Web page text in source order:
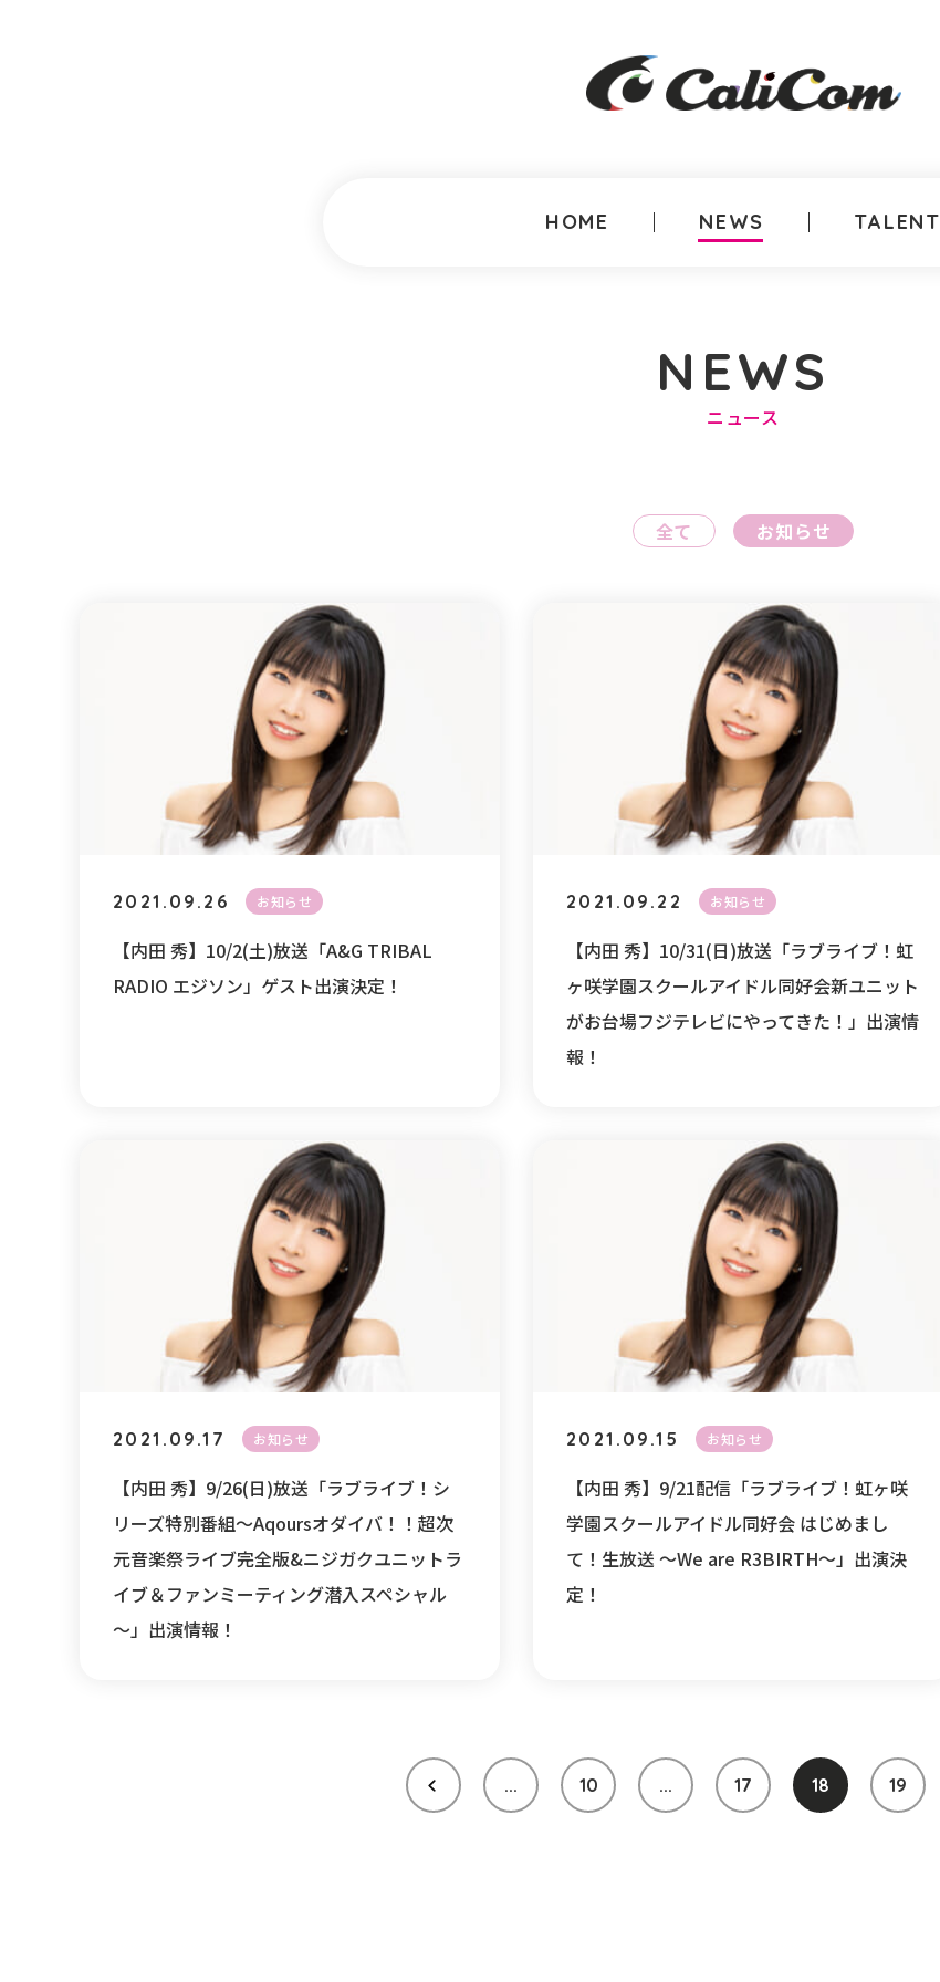
HOME NEWS TALENT
NEWS
ニュース
全て お知らせ
2021.09.26 お知らせ
【内田 秀】10/2(土)放送「A&G TRIBAL
RADIO エジソン」ゲスト出演決定！
2021.09.22 お知らせ
【内田 秀】10/31(日)放送「ラブライブ！虹
ヶ咲学園スクールアイドル同好会新ユニット
がお台場フジテレビにやってきた！」出演情
報！
2021.09.17 お知らせ
【内田 秀】9/26(日)放送「ラブライブ！シ
リーズ特別番組～Aqoursオダイバ！！超次
元音楽祭ライブ完全版&ニジガクユニットラ
イブ＆ファンミーティング潜入スペシャル
～」出演情報！
2021.09.15 お知らせ
【内田 秀】9/21配信「ラブライブ！虹ヶ咲
学園スクールアイドル同好会 はじめまし
て！生放送 ～We are R3BIRTH～」出演決
定！
... 10 ... 17 18 19